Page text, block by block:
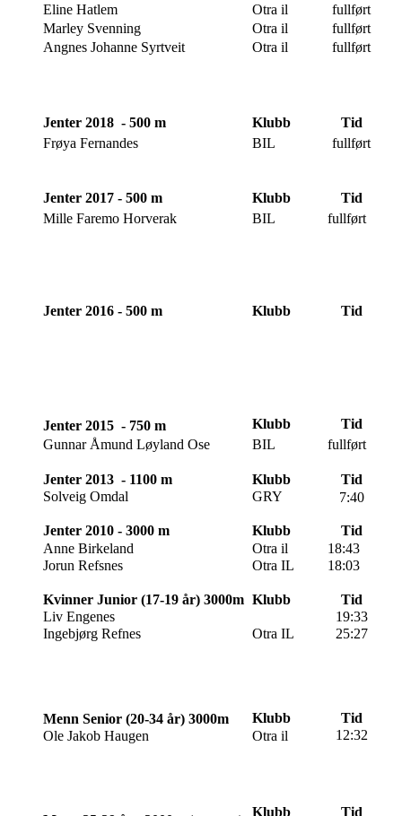
Eline Hatlem
Otra il
fullført
Marley Svenning
Otra il
fullført
Angnes Johanne Syrtveit
Otra il fullført
Jenter 2018 - 500 m Klubb
Tid
Frøya Fernandes
BIL fullført
Jenter 2017 - 500 m Klubb
Tid
Mille Faremo Horverak
BIL fullført
Jenter 2016 - 500 m Klubb Tid
Jenter 2015 - 750 m Klubb
Tid
Gunnar Åmund Løyland Ose
BIL fullført
Jenter 2013 - 1100 m Klubb
Tid
Solveig Omdal
GRY 7:40
Jenter 2010 - 3000 m Klubb
Tid
Anne Birkeland
Otra il
18:43
Jorun Refsnes
Otra IL 18:03
Kvinner Junior (17-19 år) 3000m Klubb
Tid
Liv Engenes
19:33
Ingebjørg Refnes
Otra IL 25:27
Menn Senior (20-34 år) 3000m Klubb
Tid
Ole Jakob Haugen
Otra il 12:32
Klubb Tid